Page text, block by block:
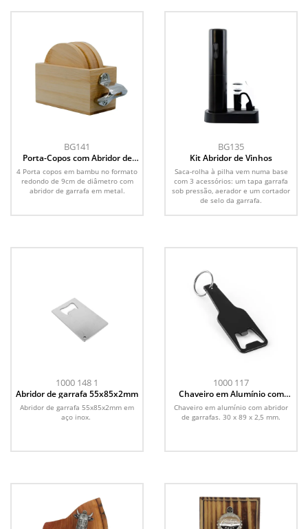
BG141
Porta-Copos com Abridor de
Garrafas
4 Porta copos em bambu no formato
redondo de 9cm de diâmetro com
abridor de garrafa em metal.
BG135
Kit Abridor de Vinhos
Saca-rolha à pilha vem numa base
com 3 acessórios: um tapa garrafa
sob pressão, aerador e um cortador
de selo da garrafa.
1000 148 1
Abridor de garrafa 55x85x2mm
Abridor de garrafa 55x85x2mm em
aço inox.
1000 117
Chaveiro em Alumínio com
Abridor de Garrafas
Chaveiro em alumínio com abridor
de garrafas. 30 x 89 x 2,5 mm.